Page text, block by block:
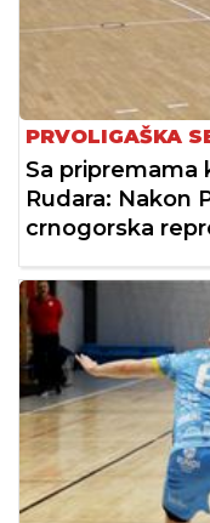
PRVOLIGAŠKA
Sa pripremama
Rudara: Nakon
crnogorska